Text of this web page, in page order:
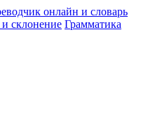
и склонение Грамматика